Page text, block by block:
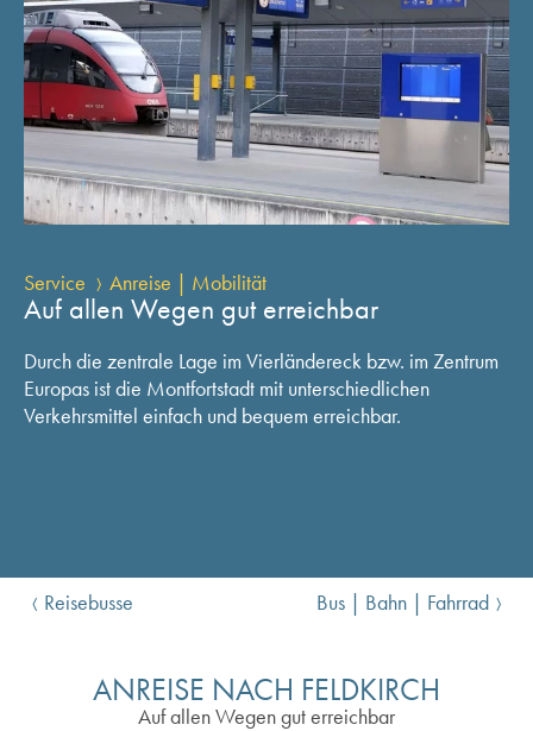
Service Anreise | Mobilität
Auf allen Wegen gut erreichbar
Durch die zentrale Lage im Vierländereck bzw. im Zentrum
Europas ist die Montfortstadt mit unterschiedlichen
Verkehrsmittel einfach und bequem erreichbar.
Reisebusse Bus | Bahn | Fahrrad
ANREISE NACH FELDKIRCH
Auf allen Wegen gut erreichbar